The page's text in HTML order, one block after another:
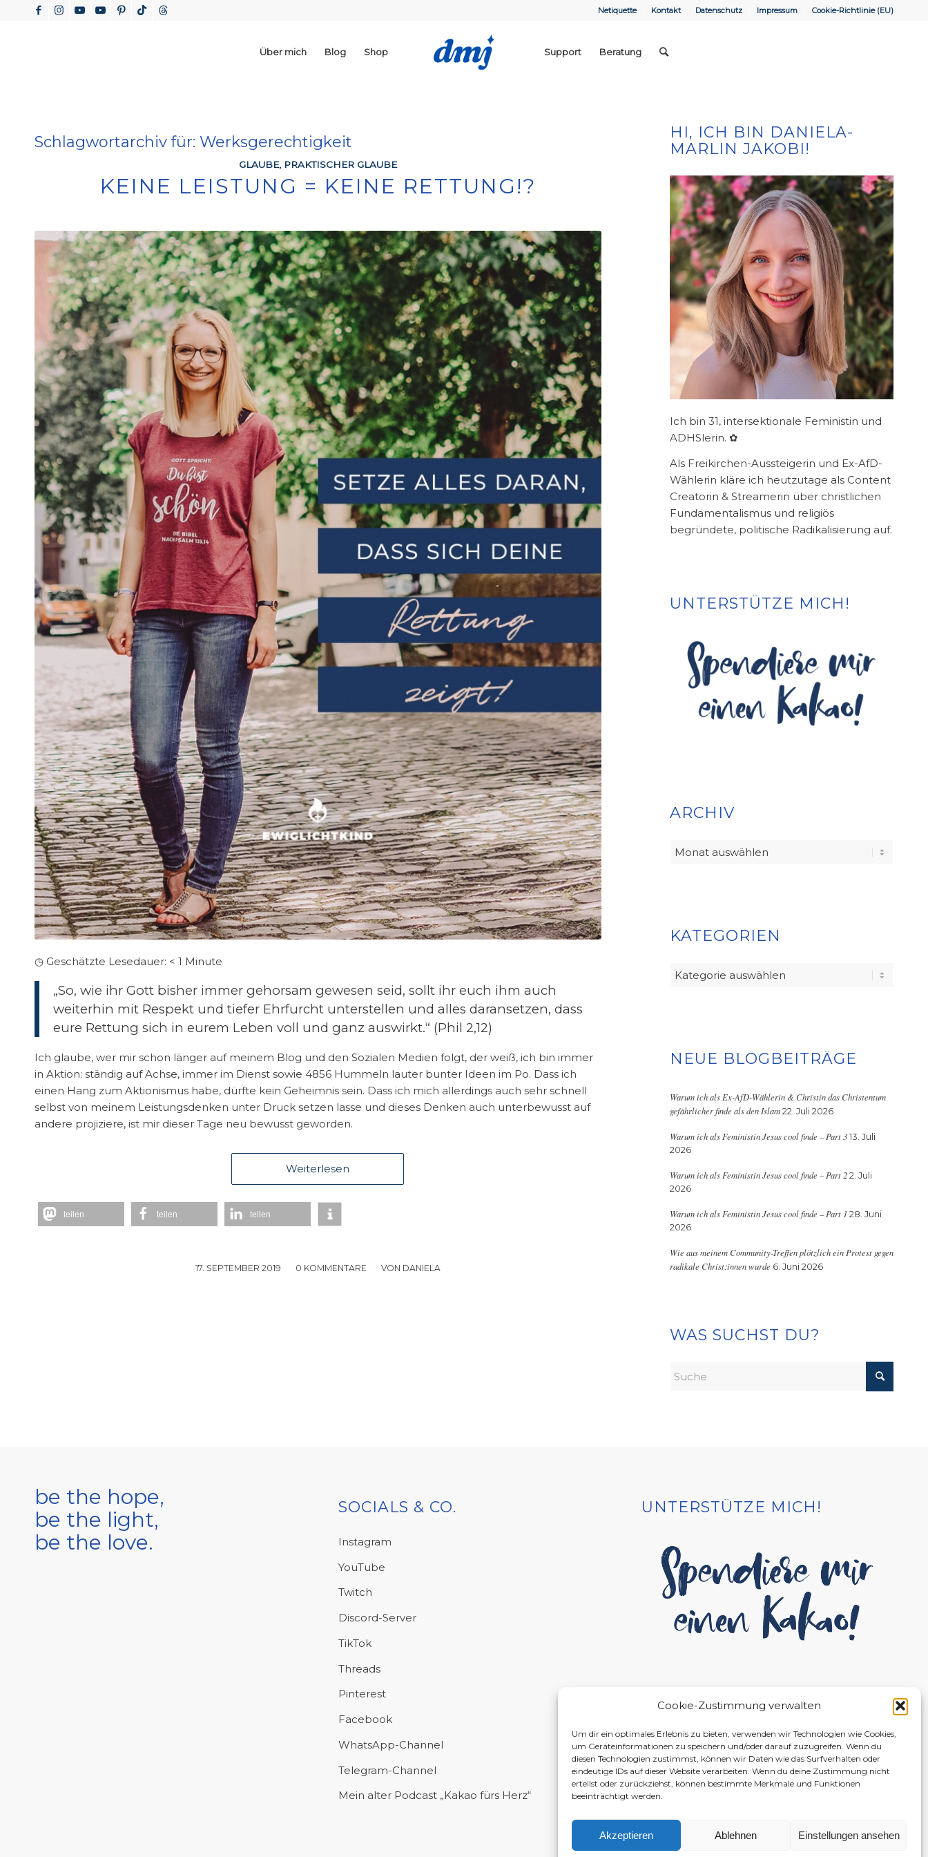
Cookie-Zustimmung verwalten
Um dir ein optimales Erlebnis zu bieten, verwenden wir Technologien wie Cookies,
um Geräteinformationen zu speichern und/oder darauf zuzugreifen. Wenn du
diesen Technologien zustimmst, können wir Daten wie das Surfverhalten oder
eindeutige IDs auf dieser Website verarbeiten. Wenn du deine Zustimmung nicht
erteilst oder zurückziehst, können bestimmte Merkmale und Funktionen
beeinträchtigt werden.
Akzeptieren Ablehnen Einstellungen ansehen
Netiquette Kontakt Datenschutz Impressum Cookie-Richtlinie (EU)
Über mich Blog Shop Support Beratung
Schlagwortarchiv für: Werksgerechtigkeit
GLAUBE, PRAKTISCHER GLAUBE
KEINE LEISTUNG = KEINE RETTUNG!?
◷ Geschätzte Lesedauer: < 1 Minute
„So, wie ihr Gott bisher immer gehorsam gewesen seid, sollt ihr euch ihm auch
weiterhin mit Respekt und tiefer Ehrfurcht unterstellen und alles daransetzen, dass
eure Rettung sich in eurem Leben voll und ganz auswirkt.“ (Phil 2,12)
Ich glaube, wer mir schon länger auf meinem Blog und den Sozialen Medien folgt, der weiß, ich bin immer
in Aktion: ständig auf Achse, immer im Dienst sowie 4856 Hummeln lauter bunter Ideen im Po. Dass ich
einen Hang zum Aktionismus habe, dürfte kein Geheimnis sein. Dass ich mich allerdings auch sehr schnell
selbst von meinem Leistungsdenken unter Druck setzen lasse und dieses Denken auch unterbewusst auf
andere projiziere, ist mir dieser Tage neu bewusst geworden.
Weiterlesen
teilen teilen teilen
17. SEPTEMBER 2019
/ 0 KOMMENTARE
/ VON DANIELA
HI, ICH BIN DANIELA-
MARLIN JAKOBI!
Ich bin 31, intersektionale Feministin und
ADHSlerin. ✿
Als Freikirchen-Aussteigerin und Ex-AfD-
Wählerin kläre ich heutzutage als Content
Creatorin & Streamerin über christlichen
Fundamentalismus und religiös
begründete, politische Radikalisierung auf.
UNTERSTÜTZE MICH!
ARCHIV
KATEGORIEN
Kategorien
NEUE BLOGBEITRÄGE
Warum ich als Ex-AfD-Wählerin & Christin das Christentum
gefährlicher finde als den Islam 22. Juli 2026
Warum ich als Feministin Jesus cool finde – Part 3 13. Juli
2026
Warum ich als Feministin Jesus cool finde – Part 2 2. Juli
2026
Warum ich als Feministin Jesus cool finde – Part 1 28. Juni
2026
Wie aus meinem Community-Treffen plötzlich ein Protest gegen
radikale Christ:innen wurde 6. Juni 2026
WAS SUCHST DU?
be the hope,
be the light,
be the love.
SOCIALS & CO.
Instagram
YouTube
Twitch
Discord-Server
TikTok
Threads
Pinterest
Facebook
WhatsApp-Channel
Telegram-Channel
Mein alter Podcast „Kakao fürs Herz“
UNTERSTÜTZE MICH!